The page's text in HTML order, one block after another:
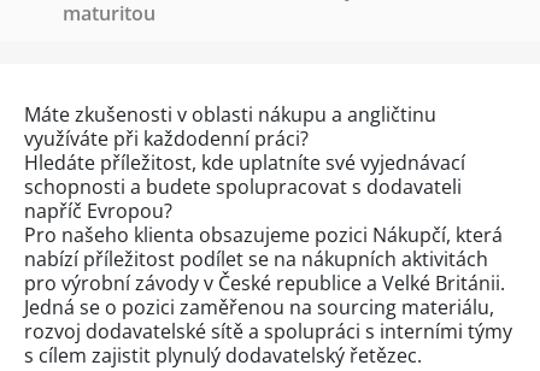
maturitou
Máte zkušenosti v oblasti nákupu a angličtinu
využíváte při každodenní práci?
Hledáte příležitost, kde uplatníte své vyjednávací
schopnosti a budete spolupracovat s dodavateli
napříč Evropou?
Pro našeho klienta obsazujeme pozici Nákupčí, která
nabízí příležitost podílet se na nákupních aktivitách
pro výrobní závody v České republice a Velké Británii.
Jedná se o pozici zaměřenou na sourcing materiálu,
rozvoj dodavatelské sítě a spolupráci s interními týmy
s cílem zajistit plynulý dodavatelský řetězec.